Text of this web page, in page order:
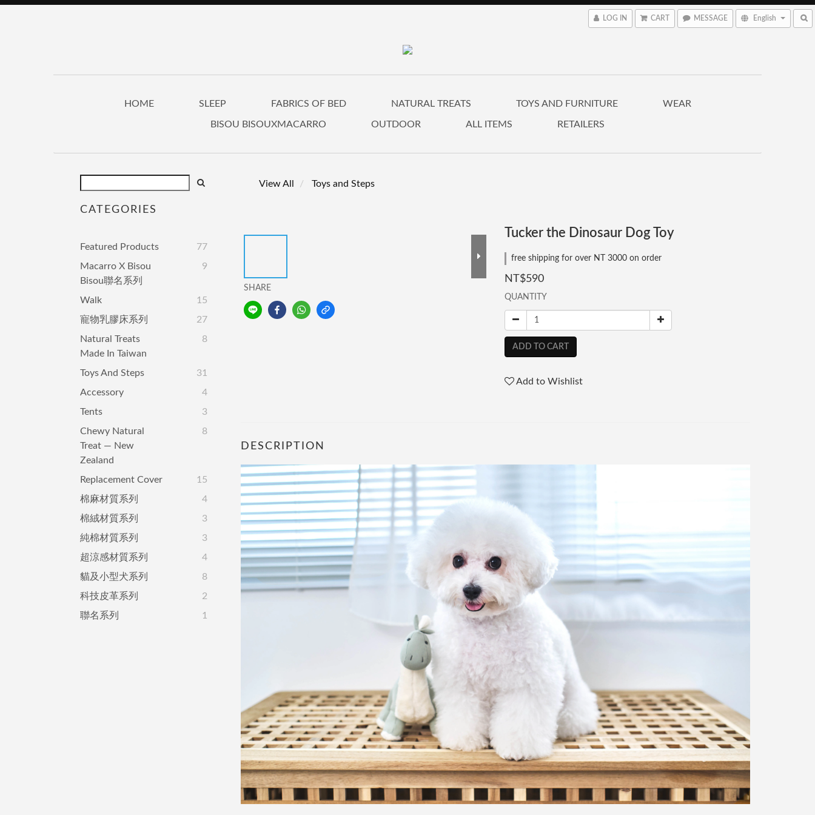
LOG IN CART MESSAGE English
HOME SLEEP FABRICS OF BED NATURAL TREATS TOYS AND FURNITURE WEAR
BISOU BISOUXMACARRO OUTDOOR ALL ITEMS RETAILERS
CATEGORIES
Featured Products
77
Macarro X Bisou
Bisou聯名系列
9
Walk
15
寵物乳膠床系列
27
Natural Treats
Made In Taiwan
8
Toys And Steps
31
Accessory
4
Tents
3
Chewy Natural
Treat — New
Zealand
8
Replacement Cover
15
棉麻材質系列
4
棉絨材質系列
3
純棉材質系列
3
超涼感材質系列
4
貓及小型犬系列
8
科技皮革系列
2
聯名系列
1
View All Toys and Steps
SHARE
Tucker the Dinosaur Dog Toy
free shipping for over NT 3000 on order
NT$590
QUANTITY
ADD TO CART
Add to Wishlist
DESCRIPTION